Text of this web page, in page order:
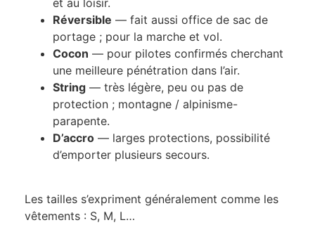
et au loisir.
Réversible — fait aussi office de sac de
portage ; pour la marche et vol.
Cocon — pour pilotes confirmés cherchant
une meilleure pénétration dans l’air.
String — très légère, peu ou pas de
protection ; montagne / alpinisme-
parapente.
D’accro — larges protections, possibilité
d’emporter plusieurs secours.
Les tailles s’expriment généralement comme les
vêtements : S, M, L…